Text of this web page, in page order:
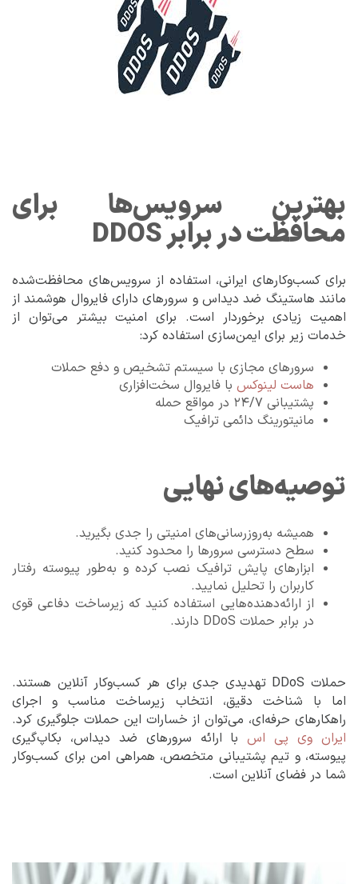
بهترین سرویس‌ها برای
محافظت در برابر DDOS
برای کسب‌وکارهای ایرانی، استفاده از سرویس‌های محافظت‌شده
مانند هاستینگ ضد دیداس و سرورهای دارای فایروال هوشمند از
اهمیت زیادی برخوردار است. برای امنیت بیشتر می‌توان از
خدمات زیر برای ایمن‌سازی استفاده کرد:
سرورهای مجازی با سیستم تشخیص و دفع حملات
هاست لینوکس با فایروال سخت‌افزاری
پشتیبانی ۲۴/۷ در مواقع حمله
مانیتورینگ دائمی ترافیک
توصیه‌های نهایی
همیشه به‌روزرسانی‌های امنیتی را جدی بگیرید.
سطح دسترسی سرورها را محدود کنید.
ابزارهای پایش ترافیک نصب کرده و به‌طور پیوسته رفتار
کاربران را تحلیل نمایید.
از ارائه‌دهنده‌هایی استفاده کنید که زیرساخت دفاعی قوی
در برابر حملات DDoS دارند.
حملات DDoS تهدیدی جدی برای هر کسب‌وکار آنلاین هستند.
اما با شناخت دقیق، انتخاب زیرساخت مناسب و اجرای
راهکارهای حرفه‌ای، می‌توان از خسارات این حملات جلوگیری کرد.
ایران وی پی اسبا ارائه سرورهای ضد دیداس، بکاپ‌گیری
پیوسته، و تیم پشتیبانی متخصص، همراهی امن برای کسب‌وکار
شما در فضای آنلاین است.